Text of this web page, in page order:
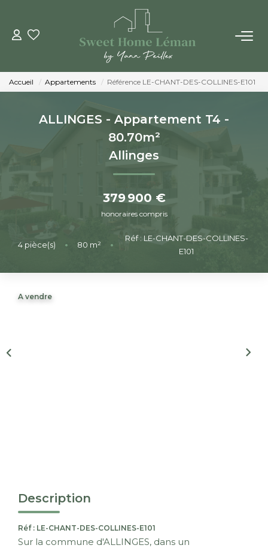
ACHETER
PROGRAMMES NEUFS
ESTIMER EN LIGNE
VENDRE
LES AGENCES
Qui Sommes-Nous
Nous Rejoindre
Accueil Appartements Référence LE-CHANT-DES-COLLINES-E101
ALLINGES - Appartement T4 -
80.70m²
Allinges
379 900 €
honoraires compris
4 pièce(s) • 80 m² •
Réf : LE-CHANT-DES-COLLINES-
E101
A vendre
Description
Réf : LE-CHANT-DES-COLLINES-E101
Sur la commune d'ALLINGES, dans un